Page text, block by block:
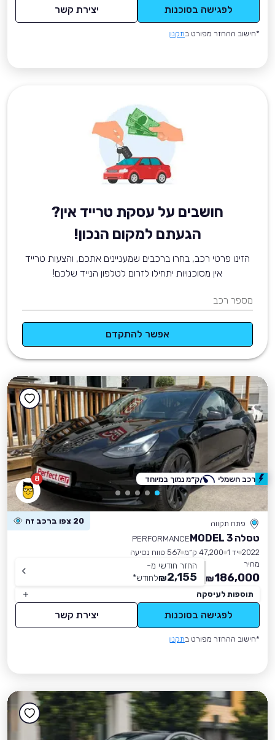
לפגישה בסוכנות יצירת קשר
*חישוב ההחזר מפורט בתקנון
חושבים על עסקת טרייד אין?
הגעתם למקום הנכון!
הזינו פרטי רכב, בחרו ברכבים שמעניינים אתכם, והצעות טרייד
אין מסוכנויות יתחילו לזרום לטלפון הנייד שלכם!
מספר רכב
אפשר להתקדם
8
פתח תקווה 20 צפו ברכב זה
טסלה MODEL 3
PERFORMANCE
2022 יד 1 47,200 ק״מ
567 טווח נסיעה
מחיר
186,000
₪
החזר חודשי מ-
2,155
₪לחודש*
תוספות לעיסקה
לפגישה בסוכנות יצירת קשר
*חישוב ההחזר מפורט בתקנון
רכב חשמלי ק״מ נמוך במיוחד